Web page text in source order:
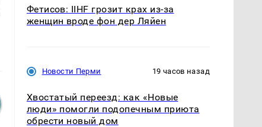
Фетисов: IIHF грозит крах из-за
женщин вроде фон дер Ляйен
Новости Перми 19 часов назад
Хвостатый переезд: как «Новые
люди» помогли подопечным приюта
обрести новый дом